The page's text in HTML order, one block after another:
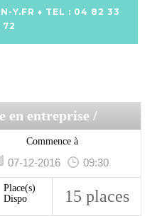
Y.FR ♦ TEL : 04 82 33
72
en entreprise /
Commence à
07-12-2016 09:30
Place(s)
Dispo
15 places